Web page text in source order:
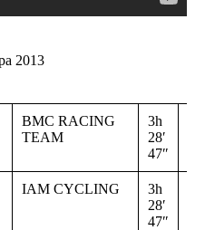
2013
BMC RACING
TEAM
3h
28′
47″
IAM CYCLING
3h
28′
47″